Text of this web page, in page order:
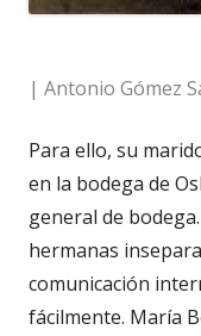
| Antonio Gómez
Para ello, su
en la bodega de
general de
hermanas
comunicación
fácilmente. María